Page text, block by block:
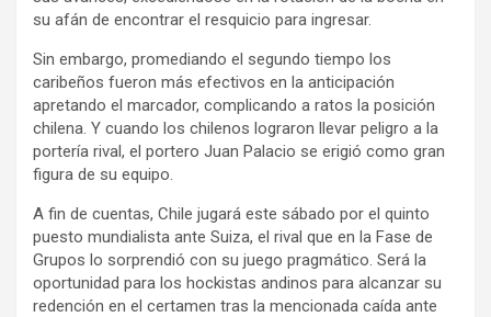
su afán de encontrar el resquicio para ingresar.
Sin embargo, promediando el segundo tiempo los
caribeños fueron más efectivos en la anticipación
apretando el marcador, complicando a ratos la posición
chilena. Y cuando los chilenos lograron llevar peligro a la
portería rival, el portero Juan Palacio se erigió como gran
figura de su equipo.
A fin de cuentas, Chile jugará este sábado por el quinto
puesto mundialista ante Suiza, el rival que en la Fase de
Grupos lo sorprendió con su juego pragmático. Será la
oportunidad para los hockistas andinos para alcanzar su
redención en el certamen tras la mencionada caída ante